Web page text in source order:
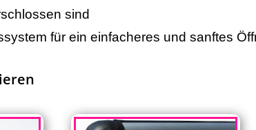
sind
für ein einfacheres und sanftes